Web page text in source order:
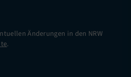
Änderungen in den NRW
.